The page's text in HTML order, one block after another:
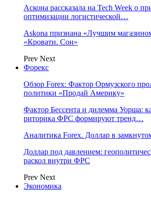
Аскона рассказала на Tech Week о
оптимизации логистической…
Askona признана «Лучшим
«Кровати. Сон»
Prev Next
Форекс
Обзор Forex: Фактор Ормузского
политики «Продай Америку»
Фактор Бессента и дилемма Уорша:
риторика ФРС формируют тренд…
Аналитика Forex. Доллар в
Доллар под давлением:
раскол внутри ФРС
Prev Next
Экономика